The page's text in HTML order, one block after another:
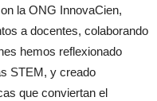
la ONG InnovaCien,
a docentes, colaborando
hemos reflexionado
STEM, y creado
que conviertan el